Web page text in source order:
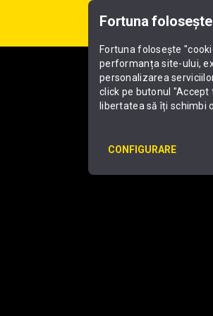
Fortuna
Fortuna folosește
performanța site-ului,
personalizarea
click pe butonul
libertatea să îți schimbi
CONFIGURARE